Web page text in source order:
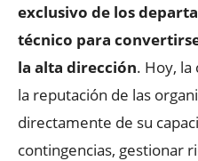
exclusivo de los
técnico para
la alta dirección. Hoy,
la reputación de las
directamente de su
contingencias, gestionar